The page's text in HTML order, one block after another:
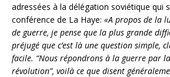
adressées à la délégation soviétique qui
conférence de La Haye: «A propos de la
de guerre, je pense que la plus grande
préjugé que c’est là une question simple,
facile. “Nous répondrons à la guerre par
révolution”, voilà ce que disent